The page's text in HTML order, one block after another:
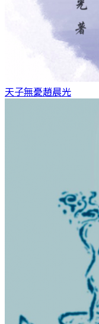
天子無憂趙晨光